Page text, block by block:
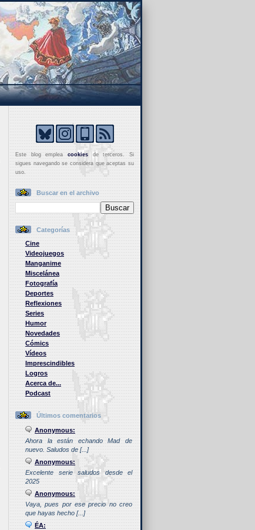
Este blog empleacookies de terceros. Si
sigues navegando se considera que aceptas su
uso.
Buscar en el archivo
Categorías
Cine
Videojuegos
Manganime
Miscelánea
Fotografía
Deportes
Reflexiones
Series
Humor
Novedades
Cómics
Vídeos
Imprescindibles
Logros
Acerca de...
Podcast
Últimos comentarios
Anonymous:
Ahora la están echando Mad de
nuevo. Saludos de [...]
Anonymous:
Excelente serie saludos desde el
2025
Anonymous:
Vaya, pues por ese precio no creo
que hayas hecho [...]
ÉA: